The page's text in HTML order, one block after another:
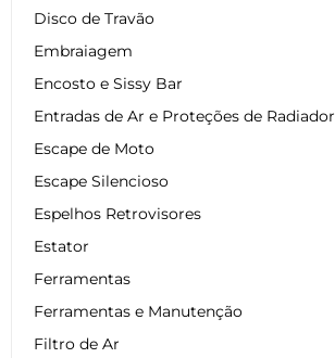
Disco de Travão
Embraiagem
Encosto e Sissy Bar
Entradas de Ar e Proteções de Radiador
Escape de Moto
Escape Silencioso
Espelhos Retrovisores
Estator
Ferramentas
Ferramentas e Manutenção
Filtro de Ar